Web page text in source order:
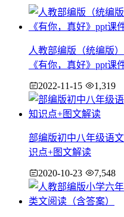
人教部编版（统编版
《有你，真好》ppt课
2022-11-15 1,319
部编版初中八年级语
识点+图文解读
2020-10-23 7,548